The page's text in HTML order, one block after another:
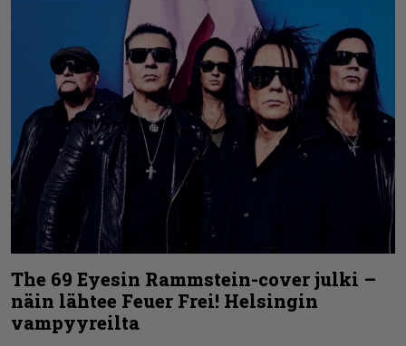
The 69 Eyesin Rammstein-cover julki –
näin lähtee Feuer Frei! Helsingin
vampyyreilta